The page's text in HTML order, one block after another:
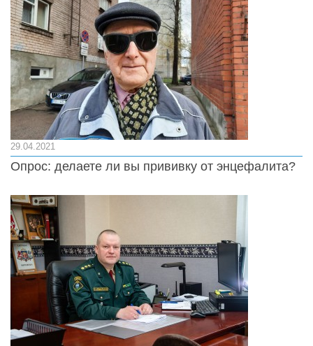
29.04.2021
Опрос: делаете ли вы прививку от энцефалита?